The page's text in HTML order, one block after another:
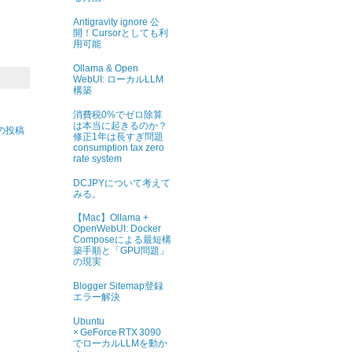
投稿
Antigravity ignore 公
開！Cursorとしても利
用可能
Ollama & Open
WebUI: ローカルLLM
構築
消費税0%でゼロ除算
は本当に起きるのか？
修正1年は長すぎ問題
consumption tax zero
rate system
DCJPYについて考えて
みる。
【Mac】Ollama +
OpenWebUI: Docker
Composeによる最短構
築手順と「GPU問題」
の現実
Blogger Sitemap登録
エラー解決
Ubuntu
× GeForce RTX 3090
でローカルLLMを動か